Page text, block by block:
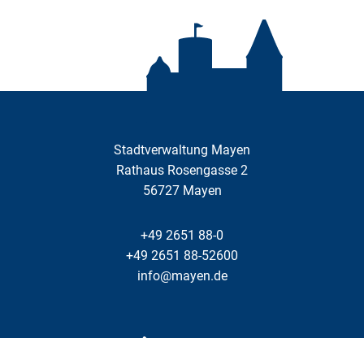
Stadtverwaltung Mayen
Rathaus Rosengasse 2
56727 Mayen
+49 2651 88-0
+49 2651 88-52600
info@mayen.de